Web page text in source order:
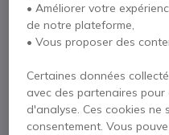
3 ans de garantie
• Améliorer votre
de notre plateforme,
• Vous proposer des
Certaines données
avec des partenaires
d'analyse. Ces cookies
consentement. Vous